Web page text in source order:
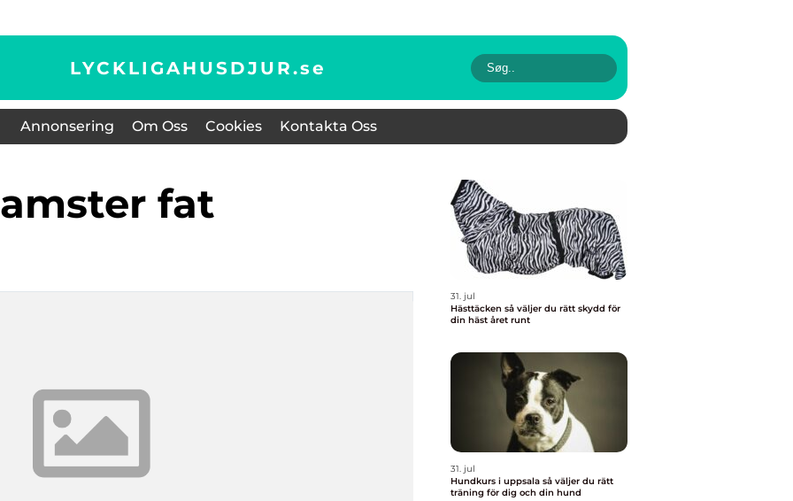
LYCKLIGAHUSDJUR.se
Annonsering Om Oss Cookies Kontakta Oss
hamster fat
31. jul
Hästtäcken så väljer du rätt skydd för
din häst året runt
31. jul
Hundkurs i uppsala så väljer du rätt
träning för dig och din hund